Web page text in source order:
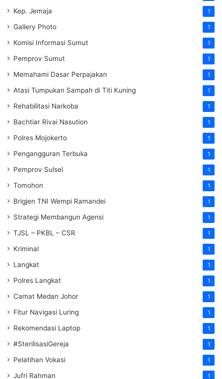
Kep. Jemaja 1
Gallery Photo 1
Komisi Informasi Sumut 1
Pemprov Sumut 1
Memahami Dasar Perpajakan 1
Atasi Tumpukan Sampah di Titi Kuning 1
Rehabilitasi Narkoba 1
Bachtiar Rivai Nasution 1
Polres Mojokerto 1
Pengangguran Terbuka 1
Pemprov Sulsel 1
Tomohon 1
Brigjen TNI Wempi Ramandei 1
Strategi Membangun Agensi 1
TJSL – PKBL – CSR 1
Kriminal 1
Langkat 1
Polres Langkat 1
Camat Medan Johor 1
Fitur Navigasi Luring 1
Rekomendasi Laptop 1
#SterilisasiGereja 1
Pelatihan Vokasi 1
Jufri Rahman 1